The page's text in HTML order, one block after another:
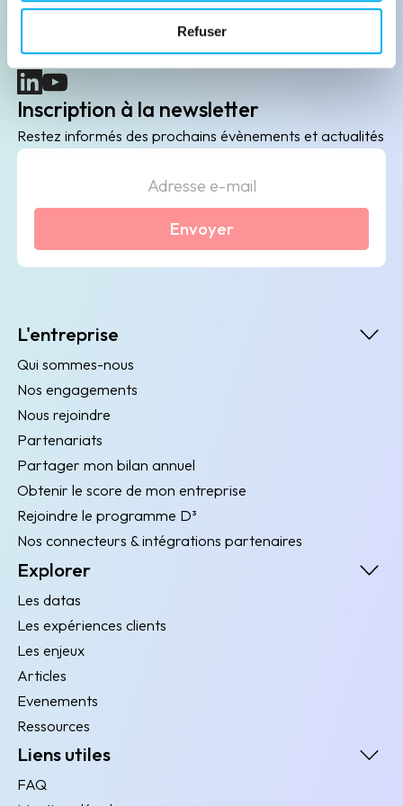
Refuser
B2B de data marketing, gestion des risques
client/fournisseur et conformité.
(nouvelle fenêtre)
(nouvelle fenêtre)
Inscription à la newsletter
Restez informés des prochains évènements et actualités
Envoyer
L'entreprise
Qui sommes-nous
Nos engagements
Nous rejoindre
Partenariats
Partager mon bilan annuel
Obtenir le score de mon entreprise
Rejoindre le programme D³
Nos connecteurs & intégrations partenaires
Explorer
Les datas
Les expériences clients
Les enjeux
Articles
Evenements
Ressources
Liens utiles
FAQ